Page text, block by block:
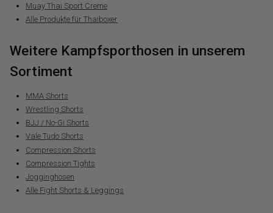
Muay Thai Sport Creme
Alle Produkte für Thaiboxer
Weitere Kampfsporthosen in unserem
Sortiment
MMA Shorts
Wrestling Shorts
BJJ / No-Gi Shorts
Vale Tudo Shorts
Compression Shorts
Compression Tights
Jogginghosen
Alle Fight Shorts & Leggings